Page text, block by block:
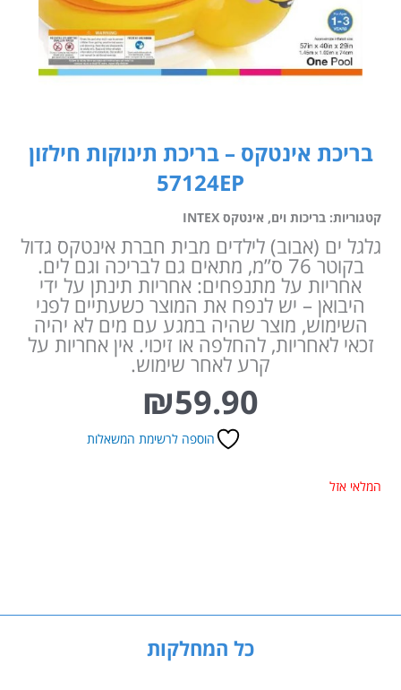
בריכת אינטקס – בריכת תינוקות חילזון
57124EP
קטגוריות:בריכות וים,אינטקס INTEX
גלגל ים (אבוב) לילדים מבית חברת אינטקס גדול
בקוטר 76 ס”מ, מתאים גם לבריכה וגם לים.
אחריות על מתנפחים: אחריות תינתן על ידי
היבואן – יש לנפח את המוצר כשעתיים לפני
השימוש, מוצר שהיה במגע עם מים לא יהיה
זכאי לאחריות, להחלפה או זיכוי. אין אחריות על
קרע לאחר שימוש.
₪59.90
הוספה לרשימת המשאלות
המלאי אזל
כל המחלקות